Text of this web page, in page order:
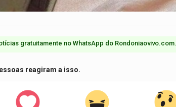
gratuitamente no WhatsApp do Rondoniaovivo.com.​
reagiram a isso.